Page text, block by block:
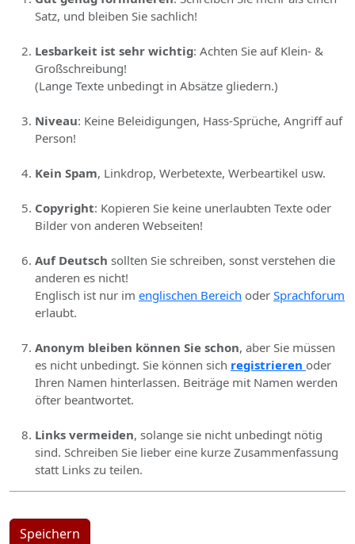
Satz, und bleiben Sie sachlich!
Lesbarkeit ist sehr wichtig: Achten Sie auf Klein- &
Großschreibung!
(Lange Texte unbedingt in Absätze gliedern.)
Niveau: Keine Beleidigungen, Hass-Sprüche, Angriff auf
Person!
Kein Spam, Linkdrop, Werbetexte, Werbeartikel usw.
Copyright: Kopieren Sie keine unerlaubten Texte oder
Bilder von anderen Webseiten!
Auf Deutsch sollten Sie schreiben, sonst verstehen die
anderen es nicht!
Englisch ist nur im englischen Bereich oder Sprachforum
erlaubt.
Anonym bleiben können Sie schon, aber Sie müssen
es nicht unbedingt. Sie können sich registrieren oder
Ihren Namen hinterlassen. Beiträge mit Namen werden
öfter beantwortet.
Links vermeiden, solange sie nicht unbedingt nötig
sind. Schreiben Sie lieber eine kurze Zusammenfassung
statt Links zu teilen.
Speichern